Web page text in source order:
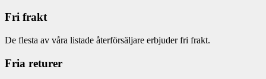
Fri frakt
De flesta av våra listade återförsäljare erbjuder fri frakt.
Fria returer